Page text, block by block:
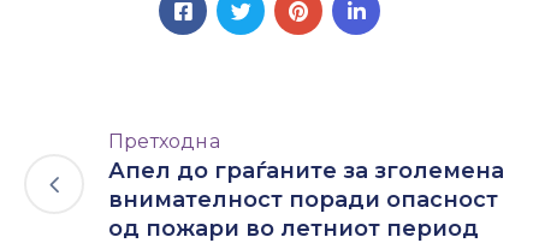
Претходна
Апел до граѓаните за зголемена
внимателност поради опасност
од пожари во летниот период